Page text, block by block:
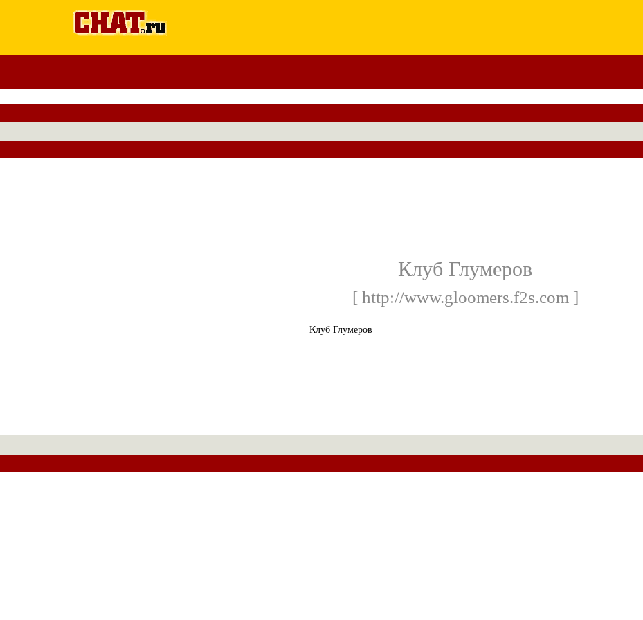
Клуб Глумеров
[ http://www.gloomers.f2s.com ]
Клуб Глумеров